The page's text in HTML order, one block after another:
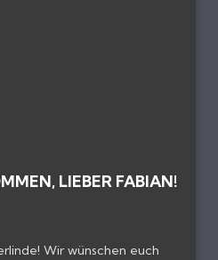
LIEBER FABIAN!
Wir wünschen euch